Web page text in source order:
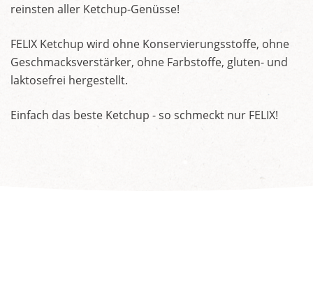
reinsten aller Ketchup-Genüsse!
FELIX Ketchup wird ohne Konservierungsstoffe, ohne
Geschmacksverstärker, ohne Farbstoffe, gluten- und
laktosefrei hergestellt.
Einfach das beste Ketchup - so schmeckt nur FELIX!